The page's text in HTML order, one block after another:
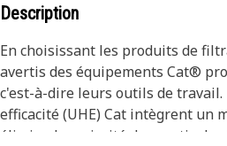
Description
En choisissant les produits de
avertis des équipements Cat®
c'est-à-dire leurs outils de
efficacité (UHE) Cat intègrent un
élimine la majorité des particules